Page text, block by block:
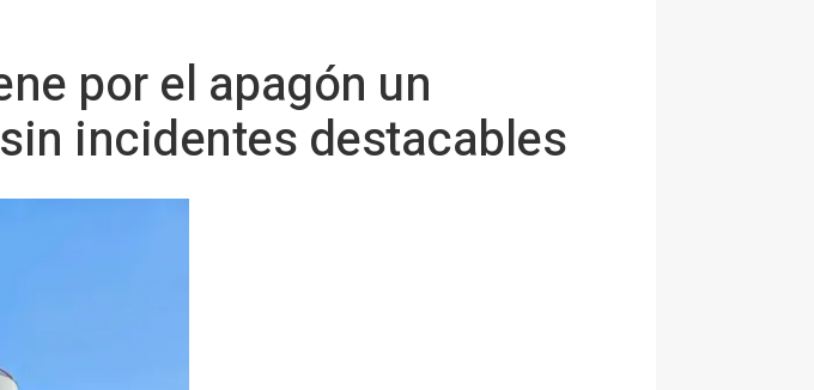
por el apagón un
incidentes destacables